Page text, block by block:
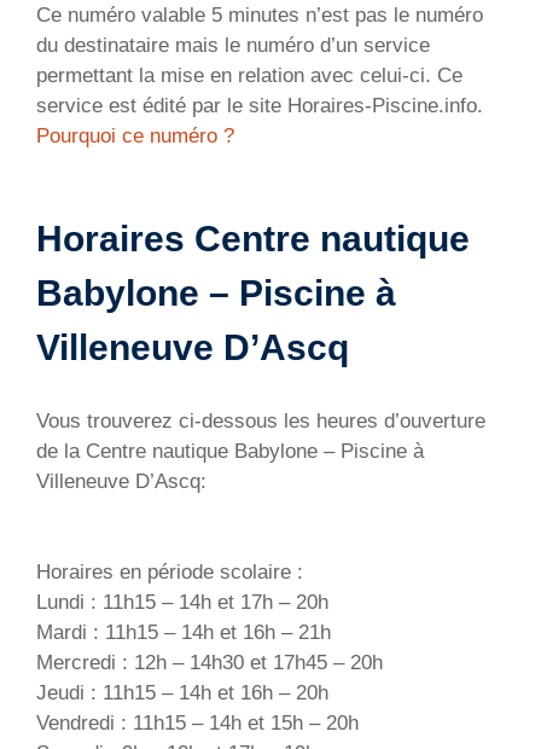
Ce numéro valable 5 minutes n’est pas le numéro
du destinataire mais le numéro d’un service
permettant la mise en relation avec celui-ci. Ce
service est édité par le site Horaires-Piscine.info.
Pourquoi ce numéro ?
Horaires Centre nautique
Babylone – Piscine à
Villeneuve D’Ascq
Vous trouverez ci-dessous les heures d’ouverture
de la Centre nautique Babylone – Piscine à
Villeneuve D’Ascq:
Horaires en période scolaire :
Lundi : 11h15 – 14h et 17h – 20h
Mardi : 11h15 – 14h et 16h – 21h
Mercredi : 12h – 14h30 et 17h45 – 20h
Jeudi : 11h15 – 14h et 16h – 20h
Vendredi : 11h15 – 14h et 15h – 20h